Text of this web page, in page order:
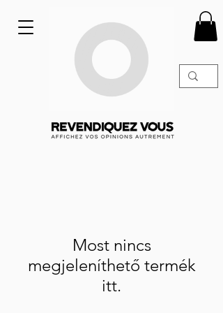
Most nincs
megjeleníthető termék
itt.